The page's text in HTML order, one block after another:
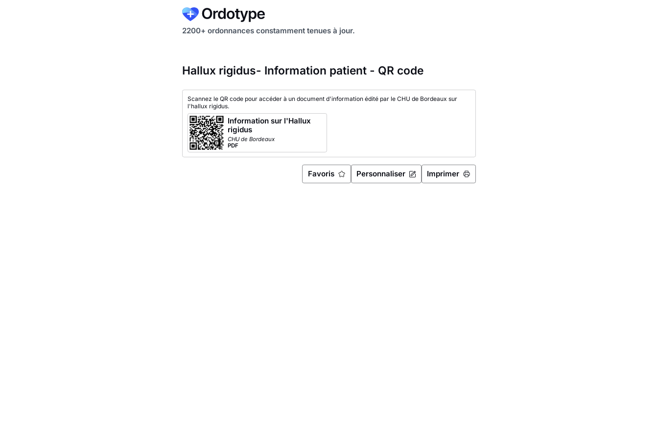
2200+ ordonnances constamment tenues à jour.
Hallux rigidus- Information patient - QR code
Scannez le QR code pour accéder à un document d'information édité par le CHU de Bordeaux sur
l'hallux rigidus.
Information sur l'Hallux
rigidus
CHU de Bordeaux
PDF
Favoris Personnaliser Imprimer